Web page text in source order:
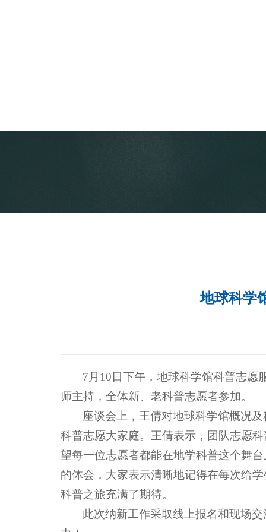
地球科学
7月10日下午，地球科学馆科普志愿
师主持，全体新、老科普志愿者参加。
座谈会上，王倩对地球科学馆概况
科普志愿大家庭。王倩表示，团队志愿
望每一位志愿者都能在地学科普这个舞
的体会，大家表示清晰地记得在每次给
科普之旅充满了期待。
此次纳新工作采取线上报名和现场